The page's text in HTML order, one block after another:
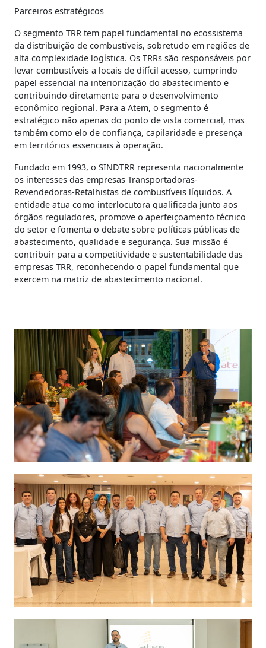
Parceiros estratégicos
O segmento TRR tem papel fundamental no ecossistema
da distribuição de combustíveis, sobretudo em regiões de
alta complexidade logística. Os TRRs são responsáveis por
levar combustíveis a locais de difícil acesso, cumprindo
papel essencial na interiorização do abastecimento e
contribuindo diretamente para o desenvolvimento
econômico regional. Para a Atem, o segmento é
estratégico não apenas do ponto de vista comercial, mas
também como elo de confiança, capilaridade e presença
em territórios essenciais à operação.
Fundado em 1993, o SINDTRR representa nacionalmente
os interesses das empresas Transportadoras-
Revendedoras-Retalhistas de combustíveis líquidos. A
entidade atua como interlocutora qualificada junto aos
órgãos reguladores, promove o aperfeiçoamento técnico
do setor e fomenta o debate sobre políticas públicas de
abastecimento, qualidade e segurança. Sua missão é
contribuir para a competitividade e sustentabilidade das
empresas TRR, reconhecendo o papel fundamental que
exercem na matriz de abastecimento nacional.